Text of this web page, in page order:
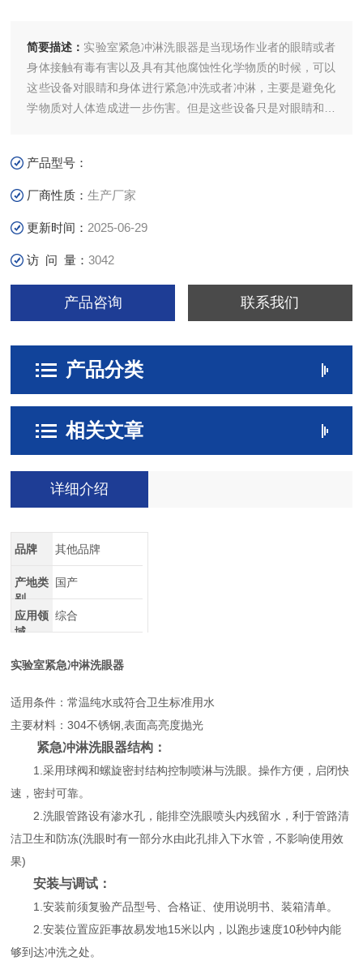
简要描述： 实验室紧急冲淋洗眼器是当现场作业者的眼睛或者
身体接触有毒有害以及具有其他腐蚀性化学物质的时候，可以
这些设备对眼睛和身体进行紧急冲洗或者冲淋，主要是避免化
学物质对人体造成进一步伤害。但是这些设备只是对眼睛和身
产品型号：
厂商性质：生产厂家
更新时间： 2025-06-29
访 问 量：3042
产品咨询 联系我们
产品分类
相关文章
详细介绍
品牌 其他品牌
产地类
别
国产
应用领
域
综合
实验室紧急冲淋洗眼器
适用条件：常温纯水或符合卫生标准用水
主要材料：304不锈钢,表面高亮度抛光
紧急冲淋洗眼器结构：
1.采用球阀和螺旋密封结构控制喷淋与洗眼。操作方便，启闭快
速，密封可靠。
2.洗眼管路设有渗水孔，能排空洗眼喷头内残留水，利于管路清
洁卫生和防冻(洗眼时有一部分水由此孔排入下水管，不影响使用效
果)
安装与调试：
1.安装前须复验产品型号、合格证、使用说明书、装箱清单。
2.安装位置应距事故易发地15米以内，以跑步速度10秒钟内能
够到达冲洗之处。